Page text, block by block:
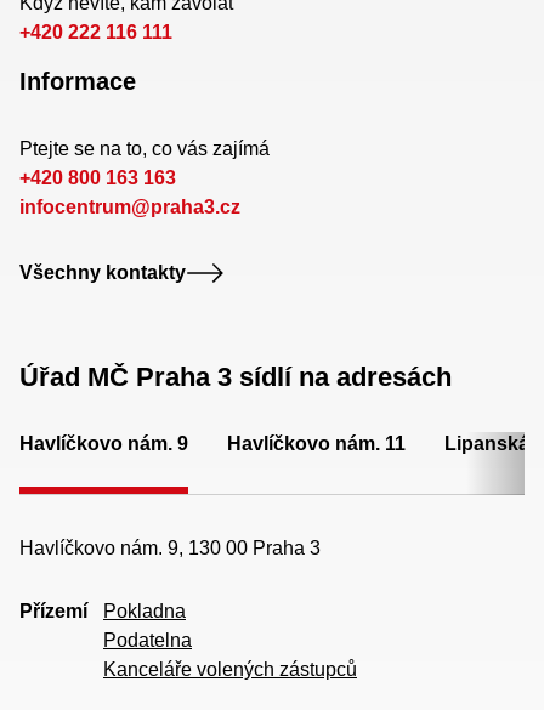
+420 222 116 111
Informace
Ptejte se na to, co vás zajímá
+420 800 163 163
infocentrum@praha3.cz
Všechny kontakty
Úřad MČ Praha 3 sídlí na adresách
Havlíčkovo nám. 9 Havlíčkovo nám. 11 Lipanská 7
Havlíčkovo nám. 9, 130 00 Praha 3
Přízemí
Pokladna
Podatelna
Kanceláře volených zástupců